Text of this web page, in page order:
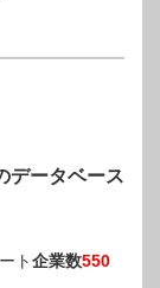
データベース
ト企業数550